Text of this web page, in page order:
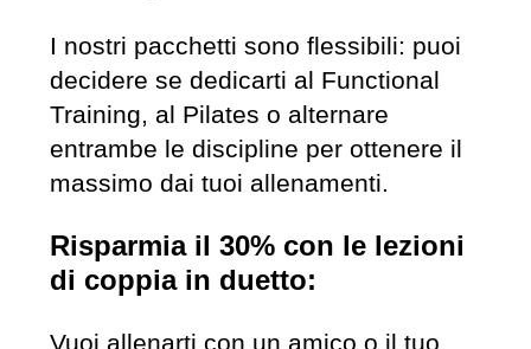
I nostri pacchetti sono flessibili: puoi
decidere se dedicarti al Functional
Training, al Pilates o alternare
entrambe le discipline per ottenere il
massimo dai tuoi allenamenti.
Risparmia il 30% con le lezioni
di coppia in duetto:
Vuoi allenarti con un amico o il tuo